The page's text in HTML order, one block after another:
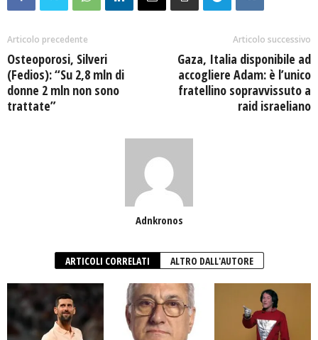
Articolo precedente
Osteoporosi, Silveri
(Fedios): “Su 2,8 mln di
donne 2 mln non sono
trattate”
Articolo successivo
Gaza, Italia disponibile ad
accogliere Adam: è l’unico
fratellino sopravvissuto a
raid israeliano
Adnkronos
ARTICOLI CORRELATI ALTRO DALL'AUTORE